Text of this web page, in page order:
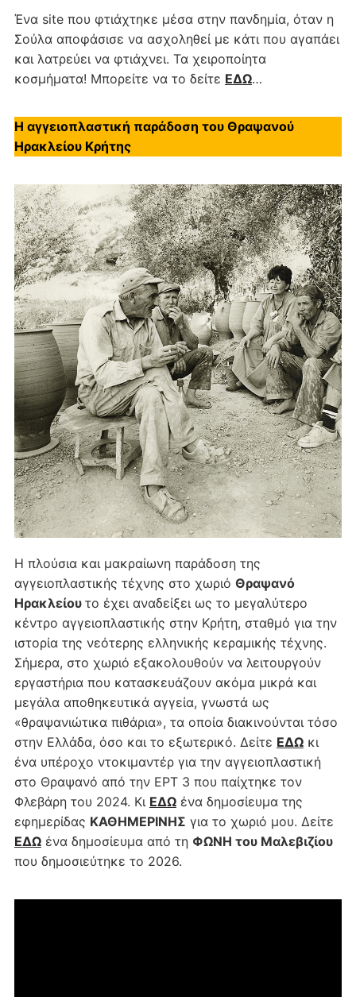
Ένα site που φτιάχτηκε μέσα στην πανδημία, όταν η
Σούλα αποφάσισε να ασχοληθεί με κάτι που αγαπάει
και λατρεύει να φτιάχνει. Τα χειροποίητα
κοσμήματα! Μπορείτε να το δείτε ΕΔΩ…
Η αγγειοπλαστική παράδοση του Θραψανού
Ηρακλείου Κρήτης
Η πλούσια και μακραίωνη παράδοση της
αγγειοπλαστικής τέχνης στο χωριό Θραψανό
Ηρακλείου το έχει αναδείξει ως το μεγαλύτερο
κέντρο αγγειοπλαστικής στην Κρήτη, σταθμό για την
ιστορία της νεότερης ελληνικής κεραμικής τέχνης.
Σήμερα, στο χωριό εξακολουθούν να λειτουργούν
εργαστήρια που κατασκευάζουν ακόμα μικρά και
μεγάλα αποθηκευτικά αγγεία, γνωστά ως
«θραψανιώτικα πιθάρια», τα οποία διακινούνται τόσο
στην Ελλάδα, όσο και το εξωτερικό. Δείτε ΕΔΩκι
ένα υπέροχο ντοκιμαντέρ για την αγγειοπλαστική
στο Θραψανό από την ΕΡΤ 3 που παίχτηκε τον
Φλεβάρη του 2024. Κι ΕΔΩένα δημοσίευμα της
εφημερίδας ΚΑΘΗΜΕΡΙΝΗΣ για το χωριό μου. Δείτε
ΕΔΩένα δημοσίευμα από τη ΦΩΝΗ του Μαλεβιζίου
που δημοσιεύτηκε το 2026.